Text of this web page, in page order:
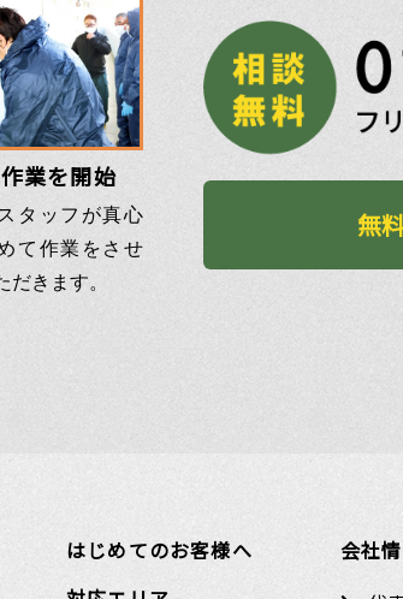
業を開始
タッフが真心
て作業をさせ
だきます。
無
はじめてのお客様へ
会社